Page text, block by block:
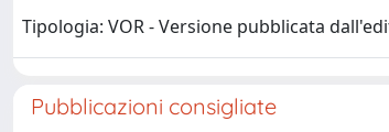
Tipologia: VOR - Versione pubblicata
Pubblicazioni consigliate